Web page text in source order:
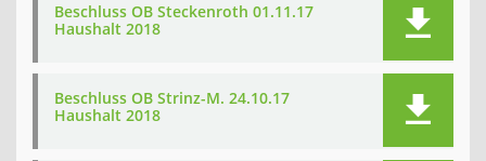
Beschluss OB Steckenroth 01.11.17
Haushalt 2018
Beschluss OB Strinz-M. 24.10.17
Haushalt 2018